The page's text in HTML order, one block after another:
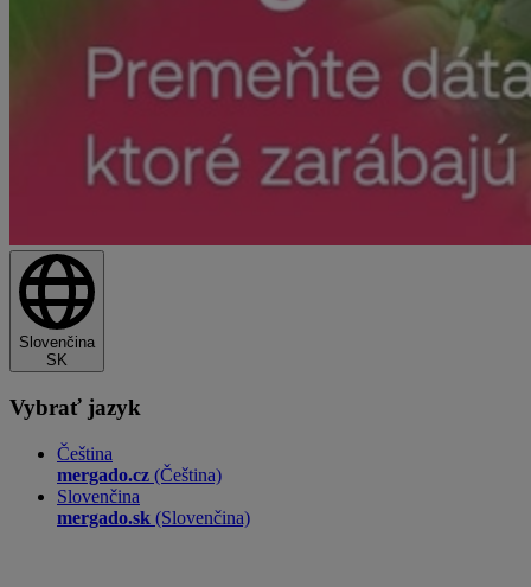
Slovenčina
SK
Vybrať jazyk
Čeština
mergado.cz (Čeština)
Slovenčina
mergado.sk (Slovenčina)